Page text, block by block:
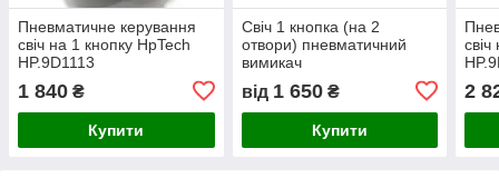
Пневматичне керування
свіч на 1 кнопку HpTech
HP.9D1113
1 840 ₴
Купити
Свіч 1 кнопка (на 2
отвори) пневматичний
вимикач
від 1 650₴
Купити
2